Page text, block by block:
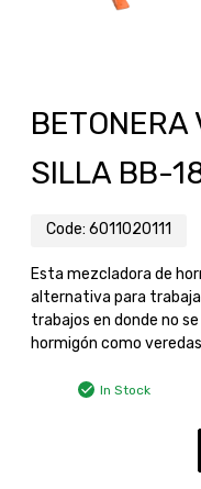
BETONERA
SILLA BB-
Code: 6011020111
Esta mezcladora de
alternativa para
trabajos en donde no
hormigón como
In Stock